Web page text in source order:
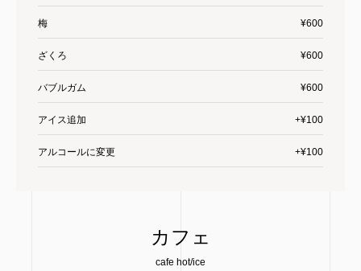
梅 ¥600
ざくろ ¥600
バブルガム ¥600
アイス追加 +¥100
アルコールに変更 +¥100
カフェ
cafe hot/ice